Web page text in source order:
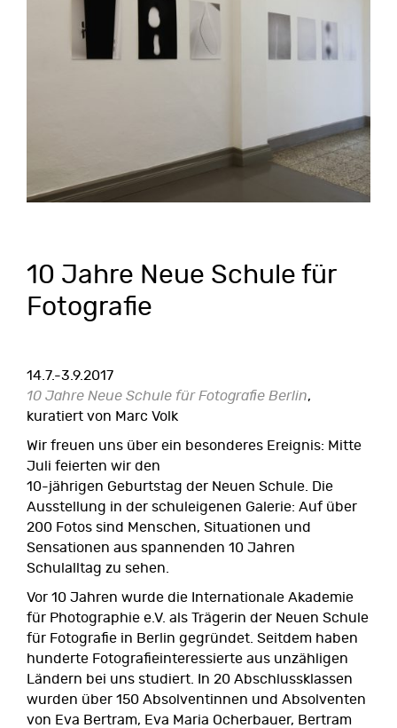
10 Jahre Neue Schule für
Fotografie
14.7.-3.9.2017
10 Jahre Neue Schule für Fotografie Berlin,
kuratiert von Marc Volk
Wir freuen uns über ein besonderes Ereignis: Mitte
Juli feierten wir den
10-jährigen Geburtstag der Neuen Schule. Die
Ausstellung in der schuleigenen Galerie: Auf über
200 Fotos sind Menschen, Situationen und
Sensationen aus spannenden 10 Jahren
Schulalltag zu sehen.
Vor 10 Jahren wurde die Internationale Akademie
für Photographie e.V. als Trägerin der Neuen Schule
für Fotografie in Berlin gegründet. Seitdem haben
hunderte Fotografieinteressierte aus unzähligen
Ländern bei uns studiert. In 20 Abschlussklassen
wurden über 150 Absolventinnen und Absolventen
von Eva Bertram, Eva Maria Ocherbauer, Bertram